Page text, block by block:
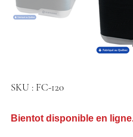
SKU : SKU
FC-
FC-120
Bientot disponible en